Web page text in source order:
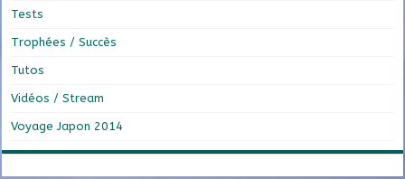
Tests
Trophées / Succès
Tutos
Vidéos / Stream
Voyage Japon 2014